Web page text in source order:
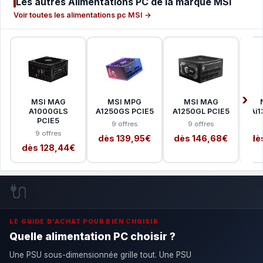
Voir toutes les alimentations pc MSI →
MSI MAG
A1000GLS
PCIE5
9 offres
dès 128,44€
MSI MPG
A1250GS PCIE5
9 offres
dès 139,95€
MSI MAG
A1250GL PCIE5
9 offres
dès 146,68€
🔌
LE GUIDE D'ACHAT POUR BIEN CHOISIR
Quelle alimentation PC choisir ?
Une PSU sous-dimensionnée grille tout. Une PSU